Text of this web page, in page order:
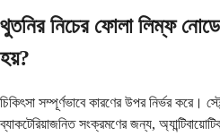
থুতনির নিচের ফোলা লিম্ফ
হয়?
চিকিৎসা সম্পূর্ণভাবে কারণের উপর নির্ভর করে।
ব্যাকটেরিয়াজনিত সংক্রমণের জন্য,